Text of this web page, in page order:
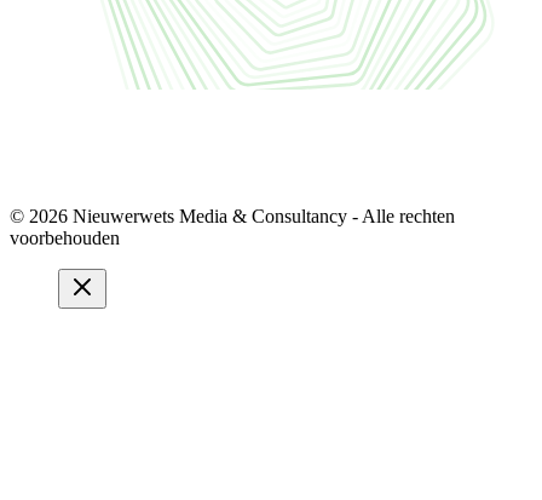
© 2026 Nieuwerwets Media & Consultancy - Alle rechten
voorbehouden